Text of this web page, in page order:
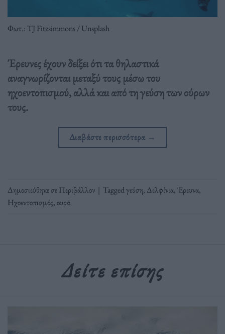
Φωτ.: TJ Fitzsimmons / Unsplash
Έρευνες έχουν δείξει ότι τα θηλαστικά
αναγνωρίζονται μεταξύ τους μέσω του
ηχοεντοπισμού, αλλά και από τη γεύση των ούρων
τους.
Διαβάστε περισσότερα →
Δημοσιεύθηκε σεΠεριβάλλον | Taggedγεύση, Δελφίνια,Έρευνα,
Ηχοεντοπισμός,ουρά
Δείτε επίσης